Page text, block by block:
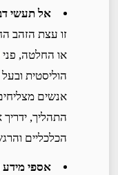
אל תעשי
זו עצת הזהב
או החלטה, פני
הוליסטית ובעל
אנשים
התהליך, ידריך
הכלכליים
אספי מידע